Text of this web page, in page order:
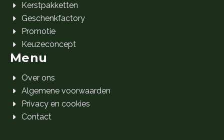
Kerstpakketten
Geschenkfactory
Promotie
Keuzeconcept
Menu
Over ons
Algemene voorwaarden
Privacy en cookies
Contact